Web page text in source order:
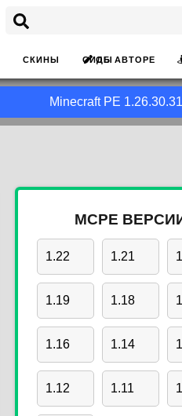
СКИНЫ СИДЫОБ АВТОРЕ
Minecraft PE 1.26.30.31
MCPE
1.22 1.21
1.19 1.18
1.16 1.14
1.12 1.11